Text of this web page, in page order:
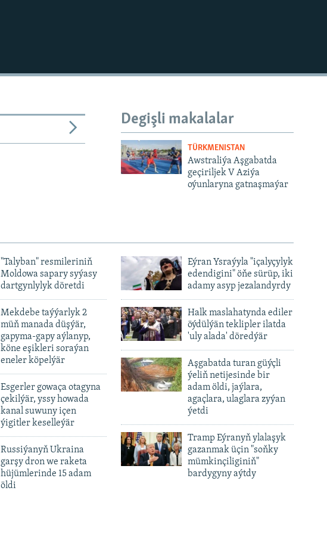
Degişli makalalar
TÜRKMENISTAN
Awstraliýa Aşgabatda
geçiriljek V Aziýa
oýunlaryna gatnaşmaýar
"Talyban" resmileriniň
Moldowa sapary syýasy
dartgynlylyk döretdi
Mekdebe taýýarlyk 2
müň manada düşýär,
gapyma-gapy aýlanyp,
köne eşikleri soraýan
eneler köpelýär
Esgerler gowaça otagyna
çekilýär, yssy howada
kanal suwuny içen
ýigitler keselleýär
Russiýanyň Ukraina
garşy dron we raketa
hüjümlerinde 15 adam
öldi
Eýran Ysraýyla "içalyçylyk
edendigini" öňe sürüp, iki
adamy asyp jezalandyrdy
Halk maslahatynda ediler
öýdülýän teklipler ilatda
'uly alada' döredýär
Aşgabatda turan güýçli
ýeliň netijesinde bir
adam öldi, jaýlara,
agaçlara, ulaglara zyýan
ýetdi
Tramp Eýranyň ylalaşyk
gazanmak üçin "soňky
mümkinçiliginiň"
bardygyny aýtdy